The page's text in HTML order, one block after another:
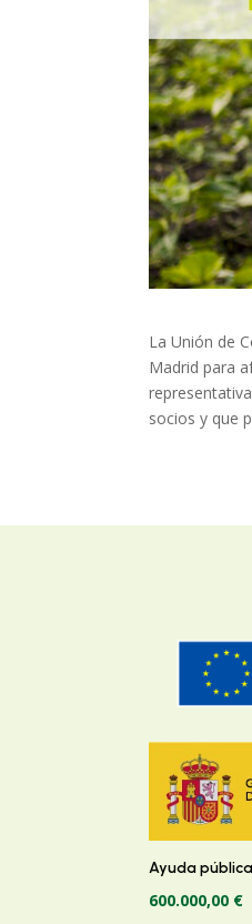
La Unión de
Madrid para
socios y que
Ayuda
600.000,00 €